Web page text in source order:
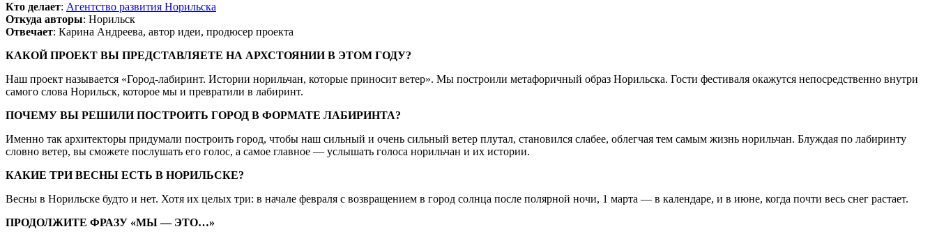
Кто делает: Агентство развития Норильска
Откуда авторы: Норильск
Отвечает: Карина Андреева, автор идеи, продюсер проекта
КАКОЙ ПРОЕКТ ВЫ ПРЕДСТАВЛЯЕТЕ НА АРХСТОЯНИИ В ЭТОМ ГОДУ?
Наш проект называется «Город-лабиринт. Истории норильчан, которые приносит ветер». Мы построили метафоричный образ Норильска. Гости фестиваля окажутся непосредственно внутри
самого слова Норильск, которое мы и превратили в лабиринт.
ПОЧЕМУ ВЫ РЕШИЛИ ПОСТРОИТЬ ГОРОД В ФОРМАТЕ ЛАБИРИНТА?
Именно так архитекторы придумали построить город, чтобы наш сильный и очень сильный ветер плутал, становился слабее, облегчая тем самым жизнь норильчан. Блуждая по лабиринту
словно ветер, вы сможете послушать его голос, а самое главное — услышать голоса норильчан и их истории.
КАКИЕ ТРИ ВЕСНЫ ЕСТЬ В НОРИЛЬСКЕ?
Весны в Норильске будто и нет. Хотя их целых три: в начале февраля с возвращением в город солнца после полярной ночи, 1 марта — в календаре, и в июне, когда почти весь снег растает.
ПРОДОЛЖИТЕ ФРАЗУ «МЫ — ЭТО…»